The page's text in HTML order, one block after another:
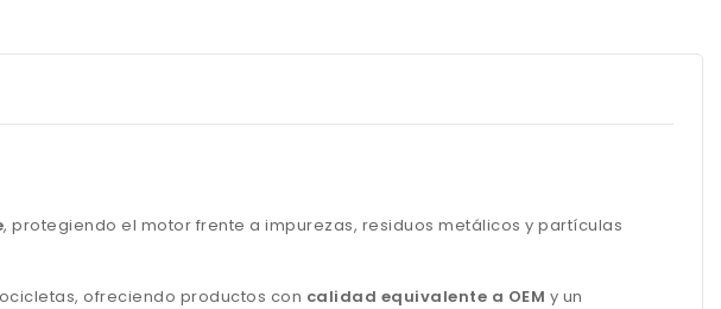
, protegiendo el motor frente a impurezas, residuos metálicos y partículas
ofreciendo productos con calidad equivalente a OEM y un